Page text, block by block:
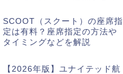
SCOOT（スクート）の座席指
定は有料？座席指定の方法や
タイミングなどを解説
【2026年版】ユナイテッド航